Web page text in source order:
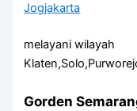
Jogjakarta
melayani wilayah
Gorden